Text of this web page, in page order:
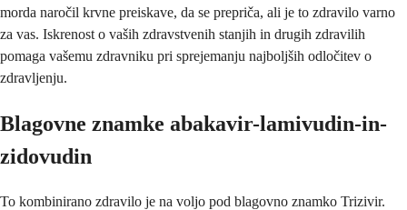
morda naročil krvne preiskave, da se prepriča, ali je to zdravilo varno
za vas. Iskrenost o vaših zdravstvenih stanjih in drugih zdravilih
pomaga vašemu zdravniku pri sprejemanju najboljših odločitev o
zdravljenju.
Blagovne znamke abakavir-lamivudin-in-
zidovudin
To kombinirano zdravilo je na voljo pod blagovno znamko Trizivir.